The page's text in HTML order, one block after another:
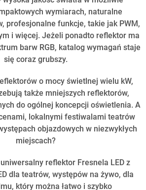
wymiarach, naturalne
profesjonalne funkcje, takie jak PWM,
i więcej. Jeżeli ponadto reflektor ma
barw RGB, katalog wymagań staje
się coraz grubszy.
o mocy świetlnej wielu kW,
także mniejszych reflektorów,
do ogólnej koncepcji oświetlenia. A
lokalnymi festiwalami teatrów
objazdowych w niezwykłych
miejscach?
reflektor Fresnela LED z
dla teatrów, występów na żywo, dla
który można łatwo i szybko